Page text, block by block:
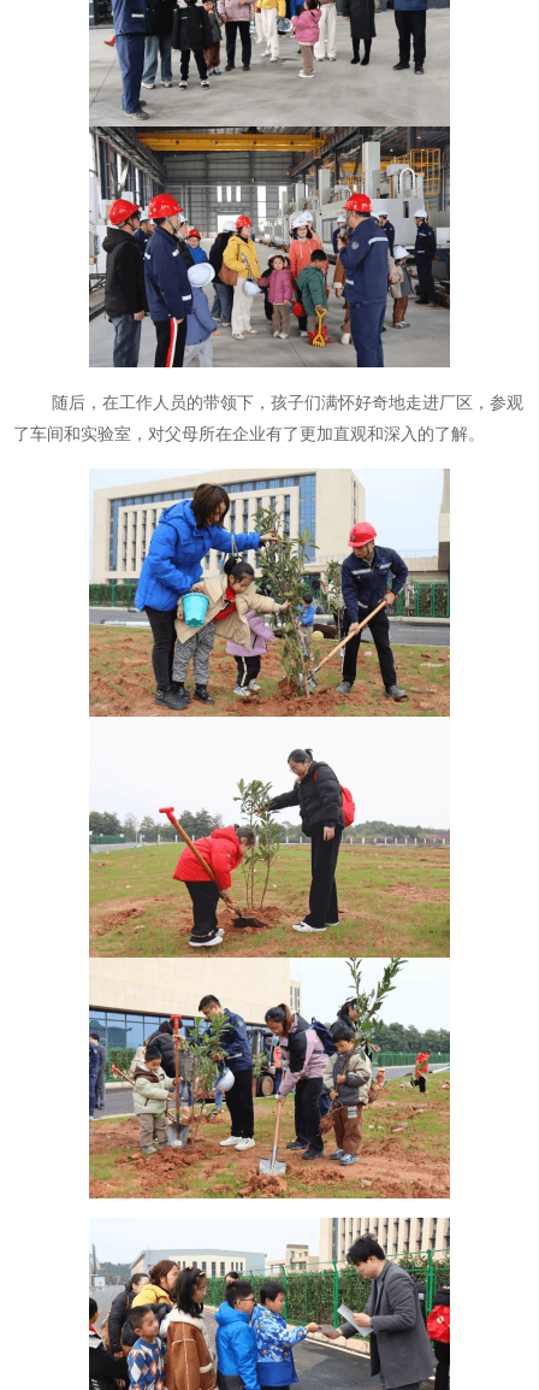
随后，在工作人员的带领下，孩子们满怀好奇地走进厂区，参观
了车间和实验室，对父母所在企业有了更加直观和深入的了解。